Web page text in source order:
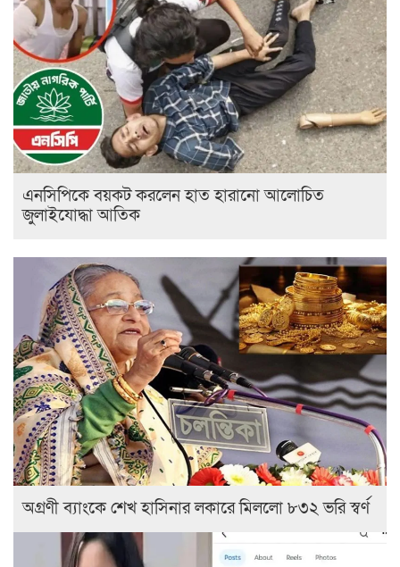
এনসিপিকে বয়কট করলেন হাত হারানো আলোচিত
জুলাইযোদ্ধা আতিক
অগ্রণী ব্যাংকে শেখ হাসিনার লকারে মিললো ৮৩২ ভরি স্বর্ণ